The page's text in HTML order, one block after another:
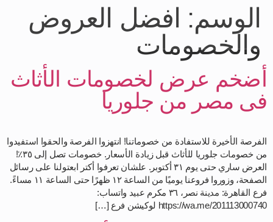
الوسم: افضل العروض
والخصومات
أضخم عرض لخصومات الأثاث
فى مصر من جلوريا
الفرصة الأخيرة للاستفادة من خصوماتنا! انتهزوا الفرصة والحقوا استفيدوا
من خصومات جلوريا للأثاث قبل زيادة الأسعار. خصومات تصل إلى ٣٥٪!
العرض ساري حتى يوم ٣١ أكتوبر. علشان تعرفوا أكتر ابعتولنا على رسائل
الصفحة، وزوروا فروعنا يوميًا من الساعة ١٢ ظهرًا حتى الساعة ١١ مساءً.
فرع القاهرة: مدينة نصر، ٣٦ مكرم عبيد واتساب:
https://wa.me/201113000740 لوكيشن فرع […]